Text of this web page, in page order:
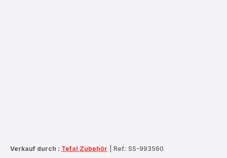
Verkauf durch : Tefal Zubehör Ref.: SS-993560